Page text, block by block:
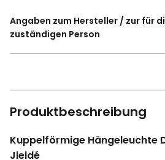
Angaben zum Hersteller / zur für
zuständigen Person
Produktbeschreibung
Kuppelförmige Hängeleuchte
Jieldé